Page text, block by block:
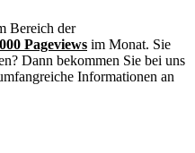
Bereich der
Pageviews im Monat. Sie
Dann bekommen Sie bei uns
Informationen an